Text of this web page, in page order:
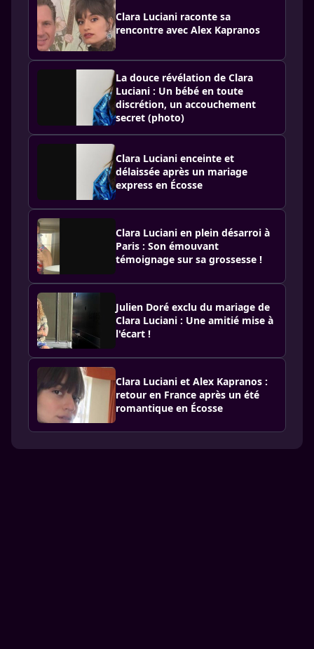
Clara Luciani raconte sa
rencontre avec Alex Kapranos
La douce révélation de Clara
Luciani : Un bébé en toute
discrétion, un accouchement
secret (photo)
Clara Luciani enceinte et
délaissée après un mariage
express en Écosse
Clara Luciani en plein désarroi à
Paris : Son émouvant
témoignage sur sa grossesse !
Julien Doré exclu du mariage de
Clara Luciani : Une amitié mise à
l'écart !
Clara Luciani et Alex Kapranos :
retour en France après un été
romantique en Écosse